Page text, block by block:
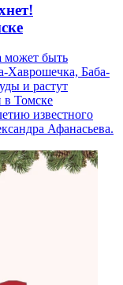
может быть
Хаврошечка, Баба-
и растут
в Томске
известного
Афанасьева.